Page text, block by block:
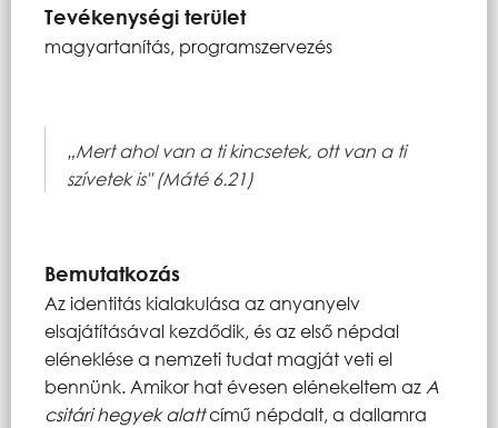
Tevékenységi terület
magyartanítás, programszervezés
„Mert ahol van a ti kincsetek, ott van a ti
szívetek is" (Máté 6.21)
Bemutatkozás
Az identitás kialakulása az anyanyelv
elsajátításával kezdődik, és az első népdal
eléneklése a nemzeti tudat magját veti el
bennünk. Amikor hat évesen elénekeltem az A
csitári hegyek alattcímű népdalt, a dallamra